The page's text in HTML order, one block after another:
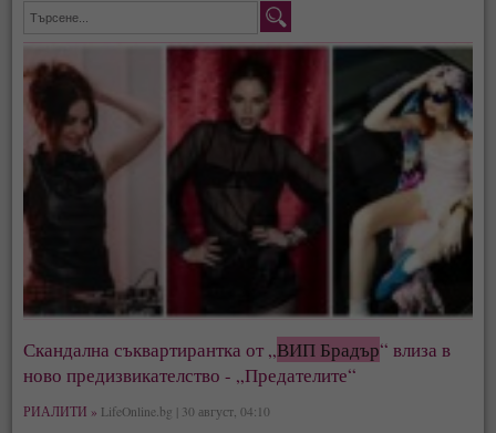
Скандална съквартирантка от „ВИП Брадър“ влиза в
ново предизвикателство - „Предателите“
РИАЛИТИ » LifeOnline.bg | 30 август, 04:10